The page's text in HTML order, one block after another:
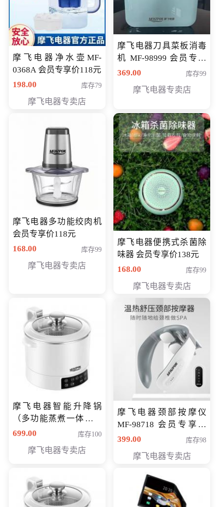
摩飞电器净水壶MF-
0368A 会员专享价118元
198.00
库存79
摩飞电器专卖店
摩飞电器刀具菜板消毒
机 MF-98999 会员专享
价286元
369.00 库存99
摩飞电器专卖店
摩飞电器多功能绞肉机
会员专享价118元
168.00
库存99
摩飞电器专卖店
摩飞电器便携式杀菌除
味器 会员专享价138元
168.00
库存99
摩飞电器专卖店
摩飞电器智能升降锅
（多功能蒸煮一体锅）
（智能升降养生锅） 会
699.00 库存100
摩飞电器专卖店
摩飞电器颈部按摩仪
MF-98718 会员专享价
299元
399.00 库存98
摩飞电器专卖店